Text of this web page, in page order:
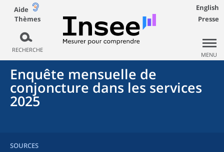
Aide
Thèmes
RECHERCHE
English
Presse
MENU
Enquête mensuelle de
conjoncture dans les services
2025
SOURCES